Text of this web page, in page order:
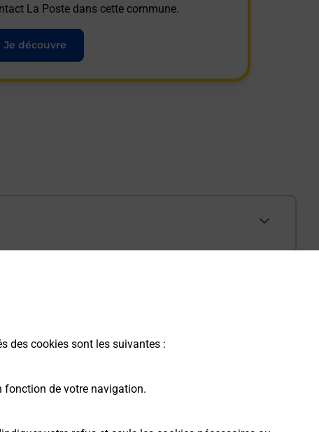
des cookies sont les suivantes :
fonction de votre navigation.
La Poste dans cette commune.
Je découvre